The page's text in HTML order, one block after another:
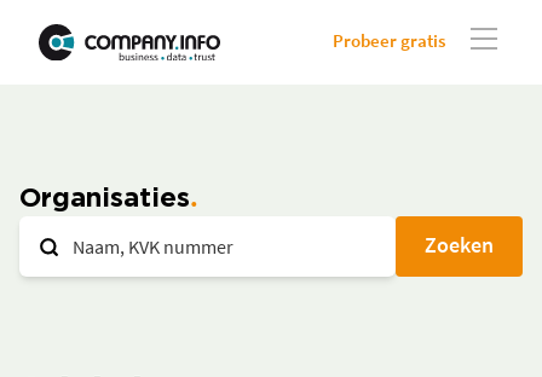
Probeer gratis
Organisaties
Zoeken